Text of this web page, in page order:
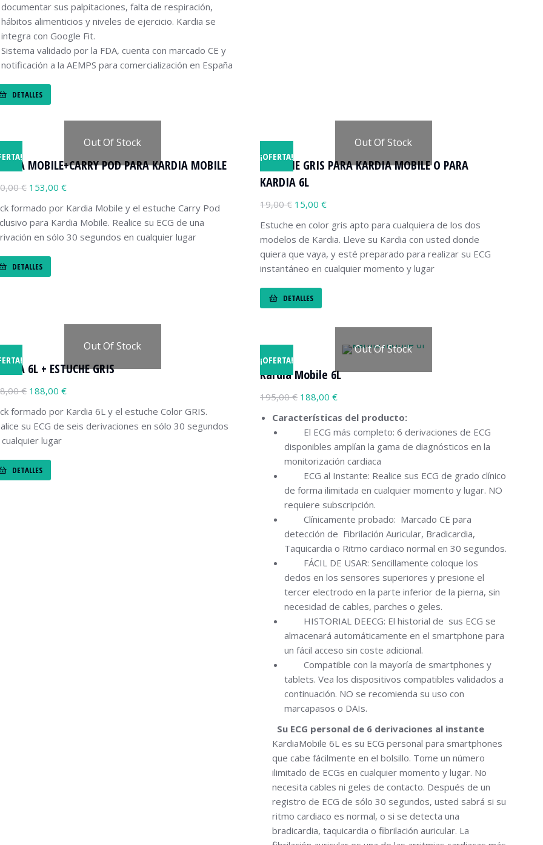
documentar sus palpitaciones, falta de respiración,
hábitos alimenticios y niveles de ejercicio. Kardia se
integra con Google Fit.
Sistema validado por la FDA, cuenta con marcado CE y
notificación a la AEMPS para comercialización en España
DETALLES
Out Of Stock
MOBILE+CARRY POD PARA KARDIA MOBILE
€ 153,00 €
formado por Kardia Mobile y el estuche Carry Pod
para Kardia Mobile. Realice su ECG de una
en sólo 30 segundos en cualquier lugar
DETALLES
¡OFERTA!
Out Of Stock
ESTUCHE GRIS PARA KARDIA MOBILE O PARA
KARDIA 6L
19,00€ 15,00 €
Estuche en color gris apto para cualquiera de los dos
modelos de Kardia. Lleve su Kardia con usted donde
quiera que vaya, y esté preparado para realizar su ECG
instantáneo en cualquier momento y lugar
DETALLES
Out Of Stock
6L + ESTUCHE GRIS
€ 188,00 €
formado por Kardia 6L y el estuche Color GRIS.
su ECG de seis derivaciones en sólo 30 segundos
lugar
DETALLES
¡OFERTA!
Out Of Stock
Kardia Mobile 6L
195,00€ 188,00 €
Características del producto:
El ECG más completo: 6 derivaciones de ECG
disponibles amplían la gama de diagnósticos en la
monitorización cardiaca
ECG al Instante: Realice sus ECG de grado clínico
de forma ilimitada en cualquier momento y lugar. NO
requiere subscripción.
Clínicamente probado: Marcado CE para
detección de Fibrilación Auricular, Bradicardia,
Taquicardia o Ritmo cardiaco normal en 30 segundos.
FÁCIL DE USAR: Sencillamente coloque los
dedos en los sensores superiores y presione el
tercer electrodo en la parte inferior de la pierna, sin
necesidad de cables, parches o geles.
HISTORIAL DEECG: El historial de sus ECG se
almacenará automáticamente en el smartphone para
un fácil acceso sin coste adicional.
Compatible con la mayoría de smartphones y
tablets. Vea los dispositivos compatibles validados a
continuación. NO se recomienda su uso con
marcapasos o DAIs.
Su ECG personal de 6 derivaciones al instante
KardiaMobile 6L es su ECG personal para smartphones
que cabe fácilmente en el bolsillo. Tome un número
ilimitado de ECGs en cualquier momento y lugar. No
necesita cables ni geles de contacto. Después de un
registro de ECG de sólo 30 segundos, usted sabrá si su
ritmo cardiaco es normal, o si se detecta una
bradicardia, taquicardia o fibrilación auricular. La